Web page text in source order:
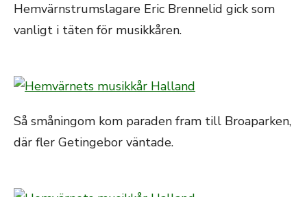
Hemvärnstrumslagare Eric Brennelid gick som
vanligt i täten för musikkåren.
Så småningom kom paraden fram till Broaparken,
där fler Getingebor väntade.